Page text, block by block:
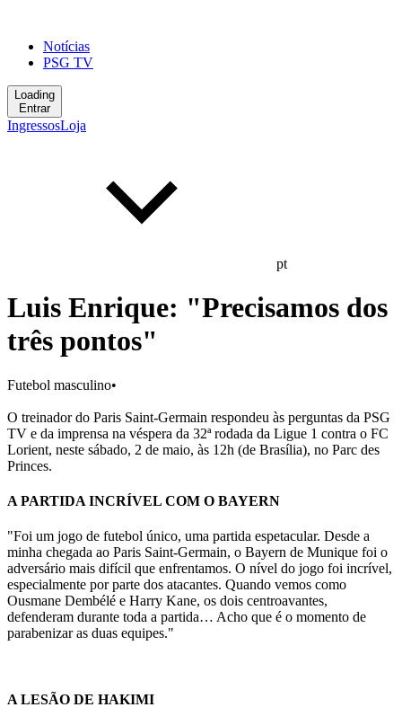
Notícias
PSG TV
Loading
Entrar
IngressosLoja
pt
Luis Enrique: "Precisamos dos
três pontos"
Futebol masculino•
O treinador do Paris Saint-Germain respondeu às perguntas da PSG
TV e da imprensa na véspera da 32ª rodada da Ligue 1 contra o FC
Lorient, neste sábado, 2 de maio, às 12h (de Brasília), no Parc des
Princes.
A PARTIDA INCRÍVEL COM O BAYERN
"Foi um jogo de futebol único, uma partida espetacular. Desde a
minha chegada ao Paris Saint-Germain, o Bayern de Munique foi o
adversário mais difícil que enfrentamos. O nível do jogo foi incrível,
especialmente por parte dos atacantes. Quando vemos como
Ousmane Dembélé e Harry Kane, os dois centroavantes,
defenderam durante toda a partida… Acho que é o momento de
parabenizar as duas equipes."
A LESÃO DE HAKIMI